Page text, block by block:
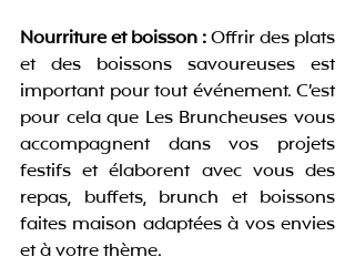
Nourriture et boisson : Offrir des plats
et des boissons savoureuses est
important pour tout événement. C’est
pour cela que Les Bruncheuses vous
accompagnent dans vos projets
festifs et élaborent avec vous des
repas, buffets, brunch et boissons
faites maison adaptées à vos envies
et à votre thème.